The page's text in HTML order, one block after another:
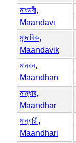
মাংডবী,
Maandavi
মান্দাবিক,
Maandavik
মানধন,
Maandhan
মান্ধার,
Maandhar
মান্ধারী,
Maandhari